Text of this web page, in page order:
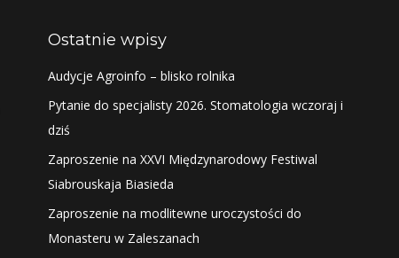
Ostatnie wpisy
Audycje Agroinfo – blisko rolnika
Pytanie do specjalisty 2026. Stomatologia wczoraj i
dziś
Zaproszenie na XXVI Międzynarodowy Festiwal
Siabrouskaja Biasieda
Zaproszenie na modlitewne uroczystości do
Monasteru w Zaleszanach